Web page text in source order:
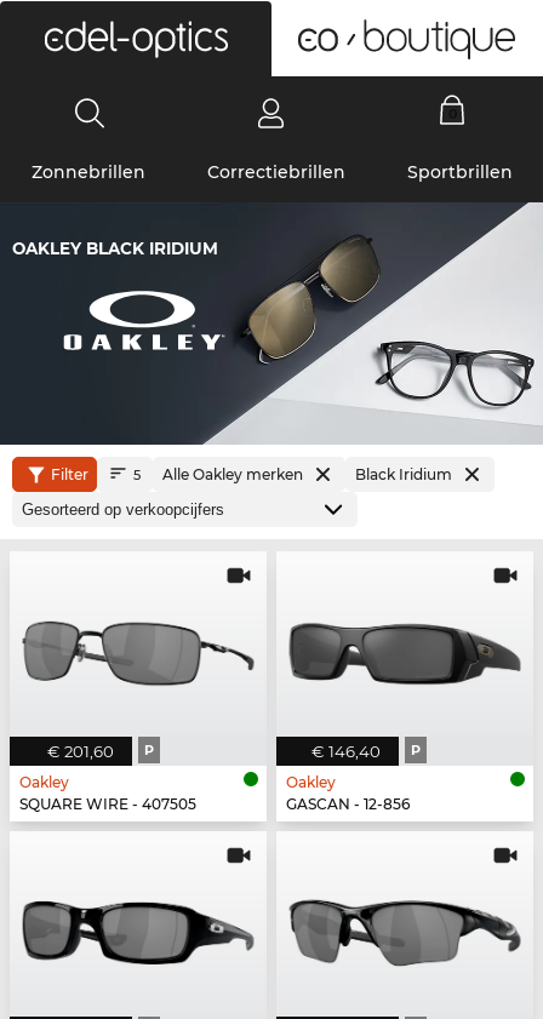
Zonnebrillen Correctiebrillen Sportbrillen
OAKLEY BLACK IRIDIUM
Filter 5 Alle Oakley merken Black Iridium
€ 201,60 P
Oakley
SQUARE WIRE - 407505
€ 146,40 P
Oakley
GASCAN - 12-856